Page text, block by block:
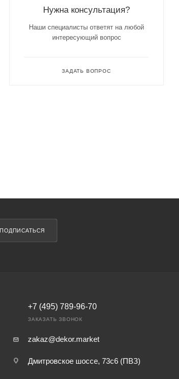
Нужна консультация?
Наши специалисты ответят на любой
интересующий вопрос
ЗАДАТЬ ВОПРОС
ПОДПИСАТЬСЯ
+7 (495) 789-96-70
ЗАКАЗАТЬ ЗВОНОК
zakaz@dekor.market
Дмитровское шоссе, 73с6 (ПВЗ)